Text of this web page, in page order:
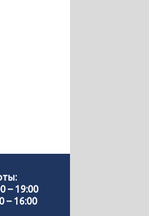
– 19:00
– 16:00